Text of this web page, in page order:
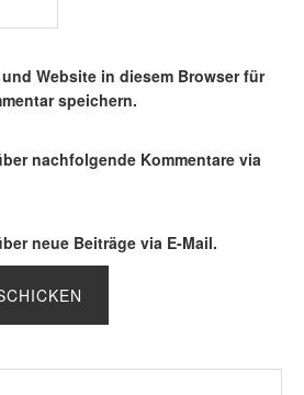
Website in diesem Browser für
speichern.
nachfolgende Kommentare via
neue Beiträge via E-Mail.